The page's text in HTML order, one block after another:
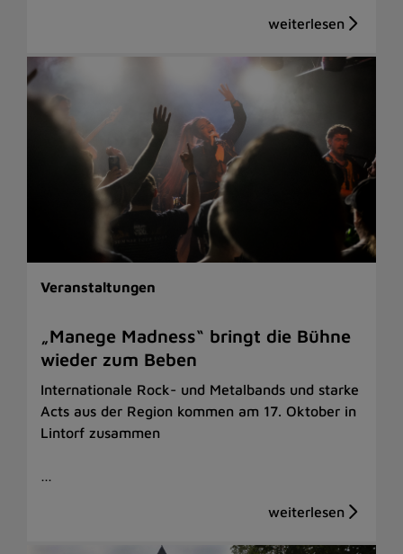
Veranstaltungen
„Manege Madness“ bringt die Bühne
wieder zum Beben
Internationale Rock- und Metalbands und starke
Acts aus der Region kommen am 17. Oktober in
Lintorf zusammen
…